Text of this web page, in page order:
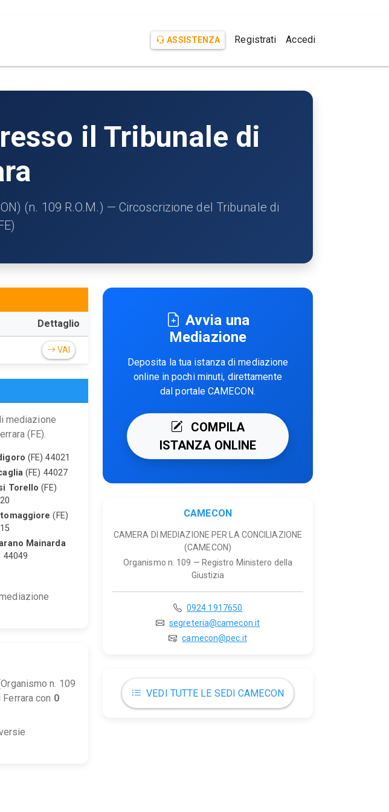
ASSISTENZA Registrati Accedi
il Tribunale di
(n. 109 R.O.M.) — Circoscrizione del Tribunale di
Dettaglio
VAI
mediazione
(FE).
(FE) 44021
(FE) 44027
Torello (FE)
(FE)
Mainarda
44049
n. 109
con 0
Avvia una
Mediazione
Deposita la tua istanza di mediazione
online in pochi minuti, direttamente
dal portale CAMECON.
COMPILA
ISTANZA ONLINE
CAMECON
CAMERA DI MEDIAZIONE PER LA CONCILIAZIONE
(CAMECON)
Organismo n. 109 — Registro Ministero della
Giustizia
0924 1917650
segreteria@camecon.it
camecon@pec.it
VEDI TUTTE LE SEDI CAMECON